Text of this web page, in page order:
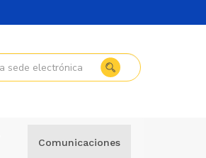
Comunicaciones